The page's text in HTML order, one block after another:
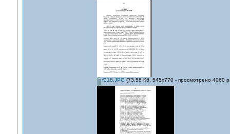
f218.JPG (73.58 Кб, 545x770 - просмотрено 4060